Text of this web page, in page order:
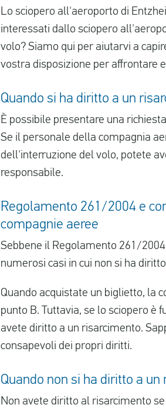
Lo sciopero all'aeroporto di
interessati dallo sciopero
volo? Siamo qui per aiutarvi a
vostra disposizione per affrontare
Quando si ha diritto a un
È possibile presentare una
Se il personale della compagnia
dell'interruzione del volo, potete
responsabile.
Regolamento 261/2004 e
compagnie aeree
Sebbene il Regolamento 261/
numerosi casi in cui non si ha
Quando acquistate un biglietto, la
punto B. Tuttavia, se lo sciopero è
avete diritto a un risarcimento.
consapevoli dei propri diritti.
Quando non si ha diritto a
Non avete diritto al risarcimento